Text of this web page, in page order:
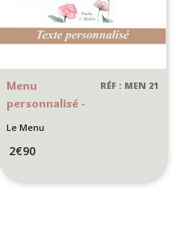
Menu
personnalisé -
Mariage -
aquarelle
RÉF : MEN 21
Le Menu
2€90